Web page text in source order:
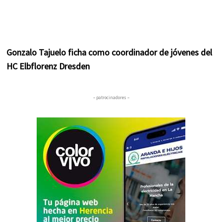
Gonzalo Tajuelo ficha como coordinador de jóvenes del
HC Elbflorenz Dresden
– patrocinadores –